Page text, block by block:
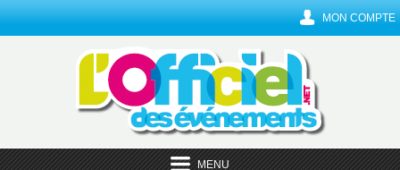
MON COMPTE
MENU